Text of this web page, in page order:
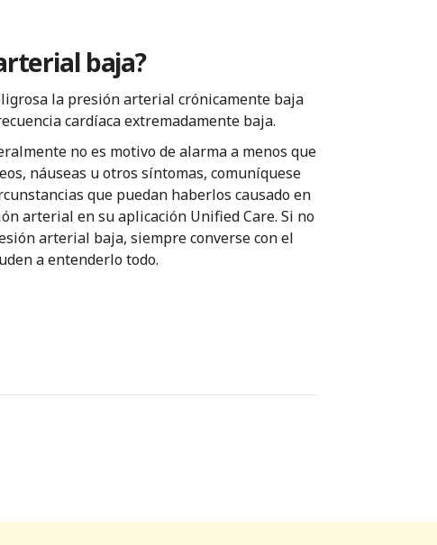
baja?
la presión arterial crónicamente baja
cardíaca extremadamente baja.
no es motivo de alarma a menos que
náuseas u otros síntomas, comuníquese
que puedan haberlos causado en
arterial en su aplicación Unified Care. Si no
arterial baja, siempre converse con el
a entenderlo todo.